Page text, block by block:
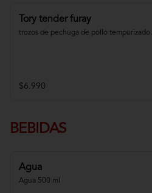
Tory tender furay
trozos de pechuga de pollo tempurizado.
$6.990
BEBIDAS
Agua
Agua 500 ml